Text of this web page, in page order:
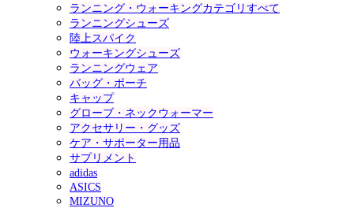
ランニング・ウォーキングカテゴリすべて
ランニングシューズ
陸上スパイク
ウォーキングシューズ
ランニングウェア
バッグ・ポーチ
キャップ
グローブ・ネックウォーマー
アクセサリー・グッズ
ケア・サポーター用品
サプリメント
adidas
ASICS
MIZUNO